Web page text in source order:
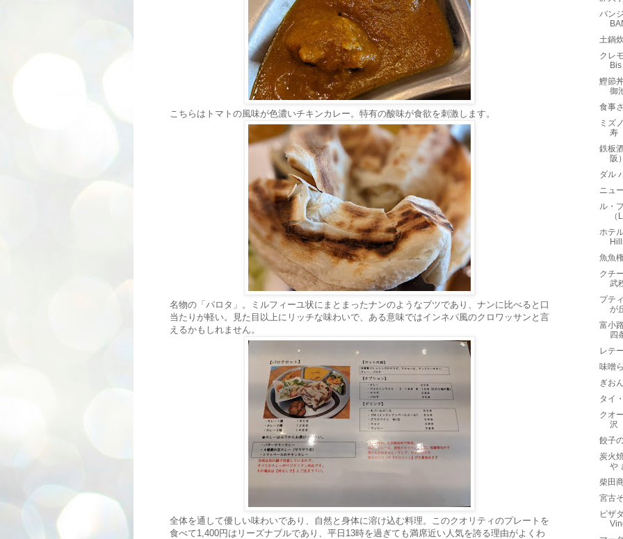
こちらはトマトの風味が色濃いチキンカレー。特有の酸味が食欲を刺激します。
名物の「パロタ」。ミルフィーユ状にまとまったナンのようなブツであり、ナンに比べると口
当たりが軽い。見た目以上にリッチな味わいで、ある意味ではインネパ風のクロワッサンと言
えるかもしれません。
全体を通して優しい味わいであり、自然と身体に溶け込む料理。このクオリティのプレートを
食べて1,400円はリーズナブルであり、平日13時を過ぎても満席近い人気を誇る理由がよくわ
バン
土鍋
クレ
鰹節
御
食事
ミズ
寿
鉄板
阪
ダル
ニュ
ル・
ホテ
魚魚
クチ
武
プテ
が
富小
四
レテ
味噌
ぎお
タイ
クオ
沢
餃子
炭火
や
柴田
宮古
ピザ